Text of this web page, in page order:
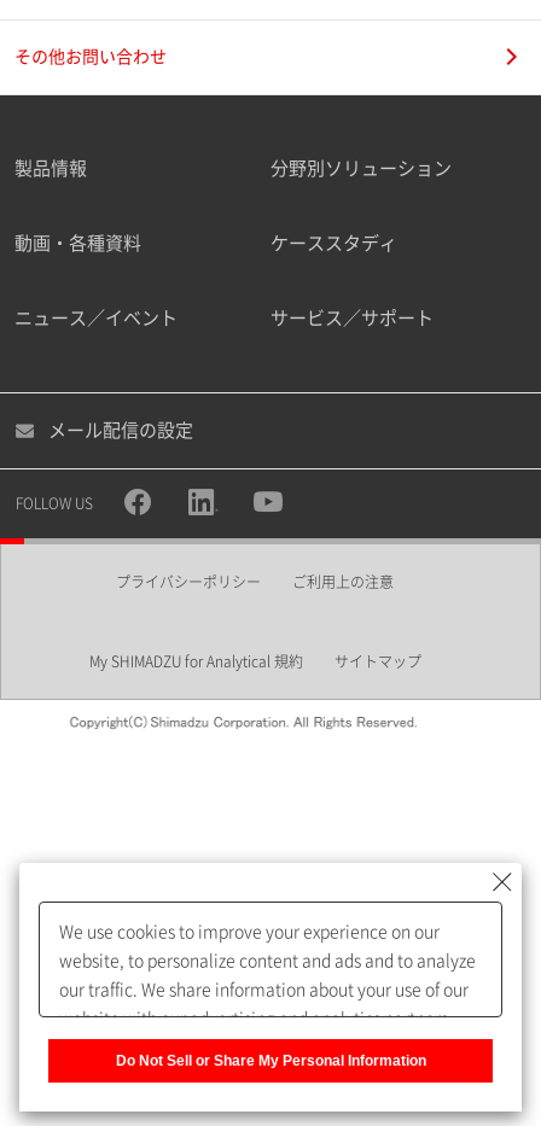
ご勤務先
職種
所属部署
めします。
My SHIMADZU for Analyticalへ登録いただくと、技術情報や
取扱説明書・Webinarなどの閲覧ができます。
うになります。
その他お問い合わせ
製品情報 分野別ソリューション
動画・各種資料 ケーススタディ
ニュース／イベント サービス／サポート
メール配信の設定
FOLLOW US
プライバシーポリシー ご利用上の注意
My SHIMADZU for Analytical 規約 サイトマップ
We use cookies to improve your experience on our
website, to personalize content and ads and to analyze
our traffic. We share information about your use of our
website with our advertising and analytics partners,
Do Not Sell or Share My Personal Information